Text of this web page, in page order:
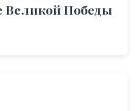
Великой Победы